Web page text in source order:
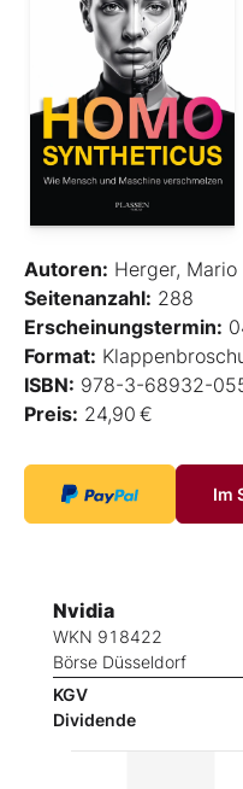
Autoren: Herger, Mario
Seitenanzahl: 288
Erscheinungstermin:
Format:
ISBN: 978-3-68932-
Preis: 24,90 €
Im
Nvidia
WKN 918422
Börse Düsseldorf
KGV
Dividende